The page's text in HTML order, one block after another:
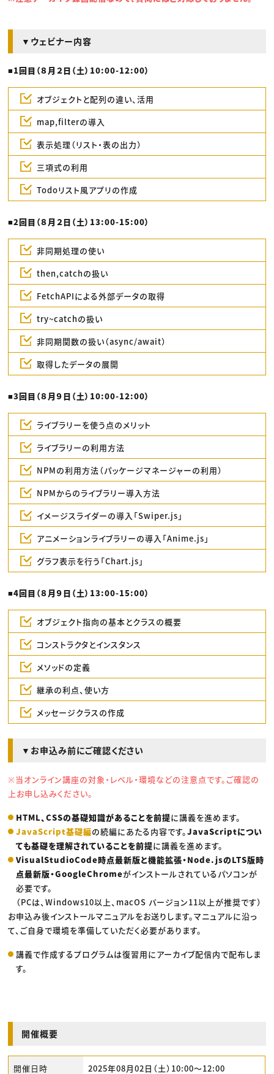
▼ウェビナー内容
■1回目（８月２日（土）10:00-12:00）
オブジェクトと配列の違い、活用
map,filterの導入
表示処理（リスト・表の出力）
三項式の利用
Todoリスト風アプリの作成
■2回目（８月２日（土）13:00-15:00）
非同期処理の使い
then,catchの扱い
FetchAPIによる外部データの取得
try~catchの扱い
非同期関数の扱い（async/await）
取得したデータの展開
■3回目（８月９日（土）10:00-12:00）
ライブラリーを使う点のメリット
ライブラリーの利用方法
NPMの利用方法（パッケージマネージャーの利用）
NPMからのライブラリー導入方法
イメージスライダーの導入「Swiper.js」
アニメーションライブラリーの導入「Anime.js」
グラフ表示を行う「Chart.js」
■4回目（８月９日（土）13:00-15:00）
オブジェクト指向の基本とクラスの概要
コンストラクタとインスタンス
メソッドの定義
継承の利点、使い方
メッセージクラスの作成
▼お申込み前にご確認ください
※当オンライン講座の対象・レベル・環境などの注意点です。ご確認の
上お申し込みください。
HTML、CSSの基礎知識があることを前提に講義を進めます。
JavaScript基礎編の続編にあたる内容です。JavaScriptについ
ても基礎を理解されていることを前提に講義を進めます。
VisualStudioCode時点最新版と機能拡張・Node.jsのLTS版時
点最新版・GoogleChromeがインストールされているパソコンが
必要です。
（PCは、Windows10以上、macOS バージョン11以上が推奨です）
お申込み後インストールマニュアルをお送りします。マニュアルに沿っ
て、ご自身で環境を準備していただく必要があります。
講義で作成するプログラムは復習用にアーカイブ配信内で配布しま
す。
開催概要
開催日時 2025年08月02日（土）10:00〜12:00